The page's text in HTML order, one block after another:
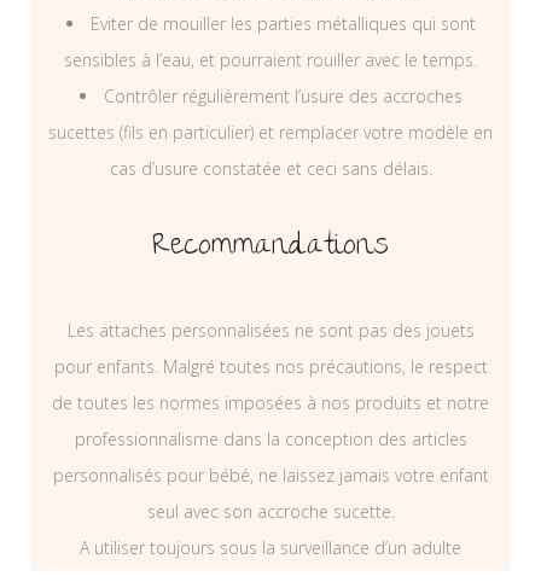
Eviter de mouiller les parties métalliques qui sont
sensibles à l’eau, et pourraient rouiller avec le temps.
Contrôler régulièrement l’usure des accroches
sucettes (fils en particulier) et remplacer votre modèle en
cas d’usure constatée et ceci sans délais.
Recommandations
Les attaches personnalisées ne sont pas des jouets
pour enfants. Malgré toutes nos précautions, le respect
de toutes les normes imposées à nos produits et notre
professionnalisme dans la conception des articles
personnalisés pour bébé, ne laissez jamais votre enfant
seul avec son accroche sucette.
A utiliser toujours sous la surveillance d’un adulte